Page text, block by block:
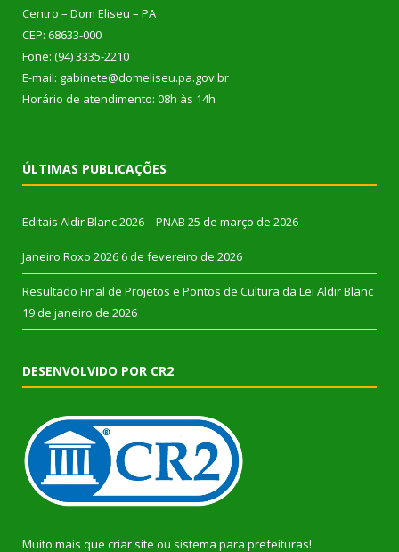
Centro – Dom Eliseu – PA
CEP: 68633-000
Fone: (94) 3335-2210
E-mail: gabinete@domeliseu.pa.gov.br
Horário de atendimento: 08h às 14h
ÚLTIMAS PUBLICAÇÕES
Editais Aldir Blanc 2026 – PNAB 25 de março de 2026
Janeiro Roxo 2026 6 de fevereiro de 2026
Resultado Final de Projetos e Pontos de Cultura da Lei Aldir Blanc
19 de janeiro de 2026
DESENVOLVIDO POR CR2
Muito mais que criar site ou sistema para prefeituras!